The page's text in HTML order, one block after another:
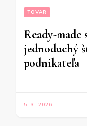
TOVAR
Ready-
jednoduchý
podnikateľa
5. 3. 2026